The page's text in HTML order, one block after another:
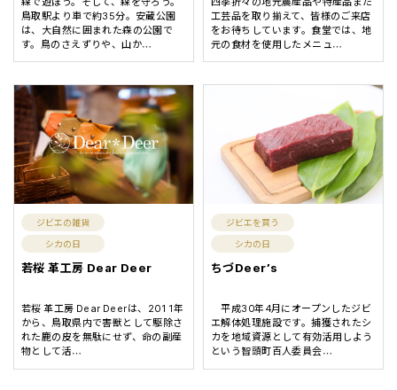
鳥取駅より車で約35分。安蔵公園
は、大自然に囲まれた森の公園で
す。鳥のさえずりや、山か…
工芸品を取り揃えて、皆様のご来店
をお待ちしています。食堂では、地
元の食材を使用したメニュ…
ジビエの雑貨
シカの日
若桜 革工房 Dear Deer
若桜 革工房 Dear Deerは、2011年
から、鳥取県内で害獣として駆除さ
れた鹿の皮を無駄にせず、命の副産
物として活…
ジビエを買う
シカの日
ちづDeer’s
平成30年4月にオープンしたジビ
エ解体処理施設です。捕獲されたシ
カを地域資源として有効活用しよう
という智頭町百人委員会…